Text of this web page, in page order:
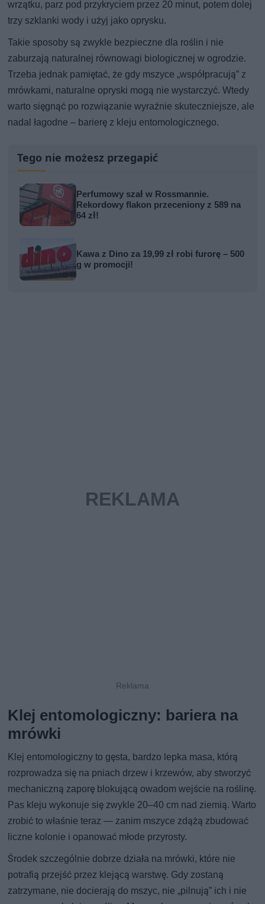
wrzątku, parz pod przykryciem przez 20 minut, potem dolej
trzy szklanki wody i użyj jako oprysku.
Takie sposoby są zwykle bezpieczne dla roślin i nie
zaburzają naturalnej równowagi biologicznej w ogrodzie.
Trzeba jednak pamiętać, że gdy mszyce „współpracują” z
mrówkami, naturalne opryski mogą nie wystarczyć. Wtedy
warto sięgnąć po rozwiązanie wyraźnie skuteczniejsze, ale
nadal łagodne – barierę z kleju entomologicznego.
Tego nie możesz przegapić
Perfumowy szał w Rossmannie.
Rekordowy flakon przeceniony z 589 na
64 zł!
Kawa z Dino za 19,99 zł robi furorę – 500
g w promocji!
Klej entomologiczny: bariera na
mrówki
Klej entomologiczny to gęsta, bardzo lepka masa, którą
rozprowadza się na pniach drzew i krzewów, aby stworzyć
mechaniczną zaporę blokującą owadom wejście na roślinę.
Pas kleju wykonuje się zwykle 20–40 cm nad ziemią. Warto
zrobić to właśnie teraz — zanim mszyce zdążą zbudować
liczne kolonie i opanować młode przyrosty.
Środek szczególnie dobrze działa na mrówki, które nie
potrafią przejść przez klejącą warstwę. Gdy zostaną
zatrzymane, nie docierają do mszyc, nie „pilnują” ich i nie